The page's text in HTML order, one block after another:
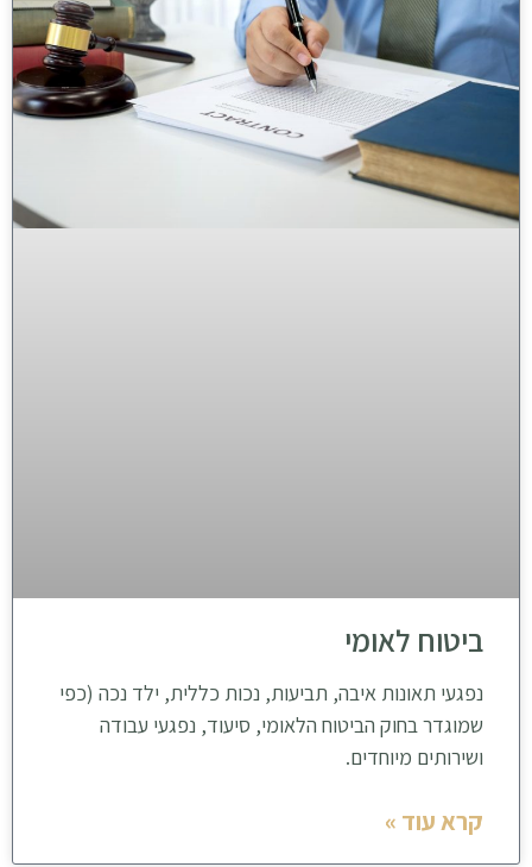
ביטוח לאומי
נפגעי תאונות איבה, תביעות, נכות כללית, ילד נכה (כפי
שמוגדר בחוק הביטוח הלאומי, סיעוד, נפגעי עבודה
ושירותים מיוחדים.
קרא עוד »